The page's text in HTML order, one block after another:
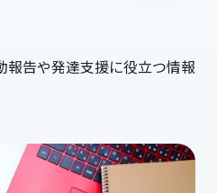
報告や発達支援に役立つ情報